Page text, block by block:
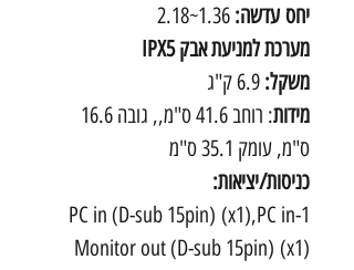
יחס עדשה:
מערכת למניעת אבק IPX5
משקל:
מידות
: רוחב 41.6 ס"מ,, גובה 16.6
ס"מ, עומק 35.1 ס"מ
כניסות/יציאות:
PC in (D-sub 15pin) (x1),PC in-1
Monitor out (D-sub 15pin) (x1)